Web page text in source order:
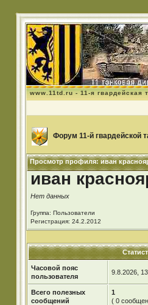
www.11td.ru - 11-я гвардейская
Форум 11-й гвардейской
Просмотр профиля: иван
иван
Нет данных
Группа: Пользователи
Регистрация: 24.2.2012
Часовой пояс
пользователя
9.8.2026,
Всего полезных
сообщений
1
( 0